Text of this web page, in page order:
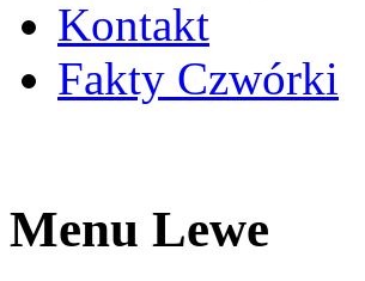
Kontakt
Fakty Czwórki
Menu Lewe